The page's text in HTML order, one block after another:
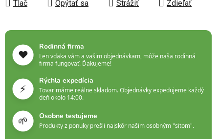
Tlač Opýtať sa Strážiť Zdieľať
❤️
Rodinná firma
Len vďaka vám a vašim objednávkam, môže naša rodinná
firma fungovať. Ďakujeme!
⚡
Rýchla expedícia
Tovar máme reálne skladom. Objednávky expedujeme každý
deň okolo 14:00.
🌱 Osobne testujeme
Produkty z ponuky prešli najskôr našim osobným "sitom".